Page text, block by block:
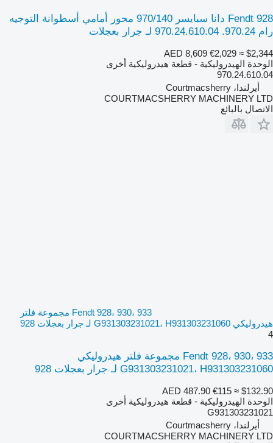
Fendt 928 دانا سبايسر 970/140 محور أمامي أسطوانة التوجيه
رام 970.24. 970.24.610.04 لـ جرار بعجلات
AED 8,609 €2,029 ≈ $2,344
الوحدة الهيدروليكية - قطعة هيدروليكية أخرى
970.24.610.04
أيرلندا، Courtmacsherry
COURTMACSHERRY MACHINERY LTD
الاتصال بالبائع
Fendt 928، 930، 933 مجموعة فلتر
هيدروليكي G931303231021، H931303231060 لـ جرار بعجلات 928
4
Fendt 928، 930، 933 مجموعة فلتر هيدروليكي
G931303231021، H931303231060 لـ جرار بعجلات 928
AED 487.90 €115 ≈ $132.90
الوحدة الهيدروليكية - قطعة هيدروليكية أخرى
G931303231021
أيرلندا، Courtmacsherry
COURTMACSHERRY MACHINERY LTD